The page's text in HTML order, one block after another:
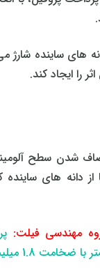
های ساینده شارژ
را ایجاد کند.
صاف شدن سطح
دانه های ساینده
مهندسی فیلت: